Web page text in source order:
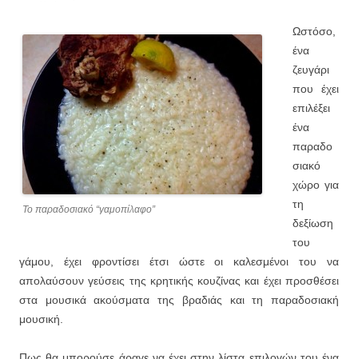
Το παραδοσιακό “γαμοπίλαφο”
Ωστόσο,
ένα
ζευγάρι
που έχει
επιλέξει
ένα
παραδο
σιακό
χώρο για
τη
δεξίωση
του
γάμου, έχει φροντίσει έτσι ώστε οι καλεσμένοι του να
απολαύσουν γεύσεις της κρητικής κουζίνας και έχει προσθέσει
στα μουσικά ακούσματα της βραδιάς και τη παραδοσιακή
μουσική.